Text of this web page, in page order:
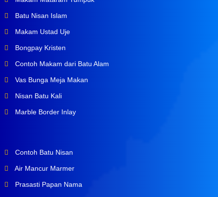
Batu Nisan Islam
Makam Ustad Uje
Bongpay Kristen
Contoh Makam dari Batu Alam
Vas Bunga Meja Makan
Nisan Batu Kali
Marble Border Inlay
Contoh Batu Nisan
Air Mancur Marmer
Prasasti Papan Nama